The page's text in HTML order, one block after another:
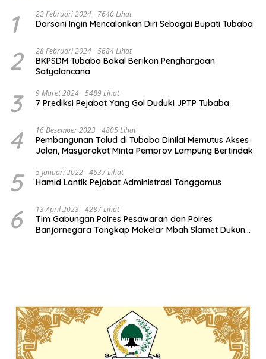
1 22 Februari 2024 7640 Lihat
Darsani Ingin Mencalonkan Diri Sebagai Bupati Tubaba
2 28 Februari 2024 5684 Lihat
BKPSDM Tubaba Bakal Berikan Penghargaan
Satyalancana
3 9 Maret 2024 5489 Lihat
7 Prediksi Pejabat Yang Gol Duduki JPTP Tubaba
4 16 Desember 2023 4805 Lihat
Pembangunan Talud di Tubaba Dinilai Memutus Akses
Jalan, Masyarakat Minta Pemprov Lampung Bertindak
5 5 Januari 2022 4637 Lihat
Hamid Lantik Pejabat Administrasi Tanggamus
6 13 April 2023 4287 Lihat
Tim Gabungan Polres Pesawaran dan Polres
Banjarnegara Tangkap Makelar Mbah Slamet Dukun